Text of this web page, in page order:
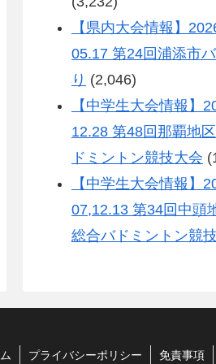
【県内大会情報】
05.17 第24回浦添市
り (2,046)
【中学生大会情報】
12.28 第48回那覇地
ドミントン競技大会
【中学生大会情報】
07,12.13 第34回中頭
総合バドミントン競
プライバシーポリシー 免責事項